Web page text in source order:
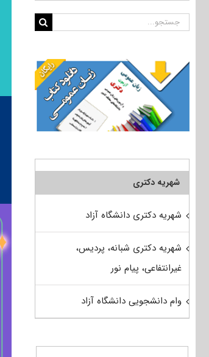
جستجو
شهریه دکتری
شهریه دکتری دانشگاه آزاد
شهریه دکتری شبانه، پردیس،
غیرانتفاعی، پیام نور
وام دانشجویی دانشگاه آزاد